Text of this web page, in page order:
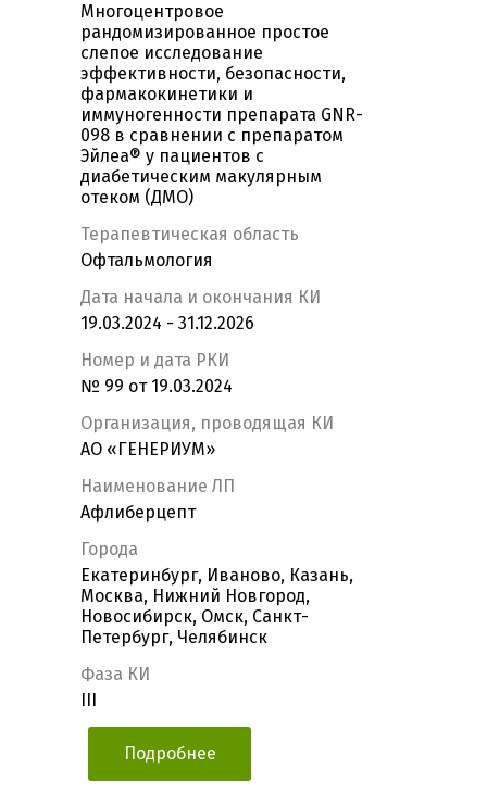
Многоцентровое
рандомизированное простое
слепое исследование
эффективности, безопасности,
фармакокинетики и
иммуногенности препарата GNR-
098 в сравнении с препаратом
Эйлеа® у пациентов с
диабетическим макулярным
отеком (ДМО)
Терапевтическая область
Офтальмология
Дата начала и окончания КИ
19.03.2024 - 31.12.2026
Номер и дата РКИ
№ 99 от 19.03.2024
Организация, проводящая КИ
АО «ГЕНЕРИУМ»
Наименование ЛП
Афлиберцепт
Города
Екатеринбург, Иваново, Казань,
Москва, Нижний Новгород,
Новосибирск, Омск, Санкт-
Петербург, Челябинск
Фаза КИ
Подробнее